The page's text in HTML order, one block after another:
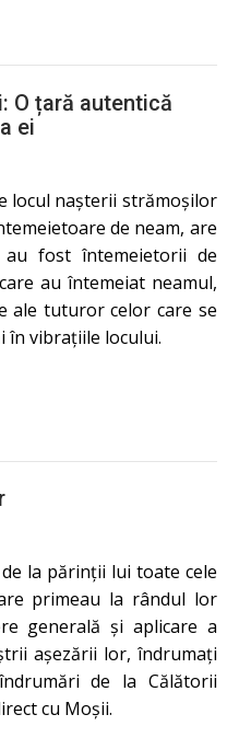
O țară autentică
ei
locul nașterii strămoșilor
de neam, are
au fost întemeietorii de
au întemeiat neamul,
ale tuturor celor care se
în vibrațiile locului.
la părinții lui toate cele
primeau la rândul lor
generală și aplicare a
așezării lor, îndrumați
de la Călătorii
cu Moșii.